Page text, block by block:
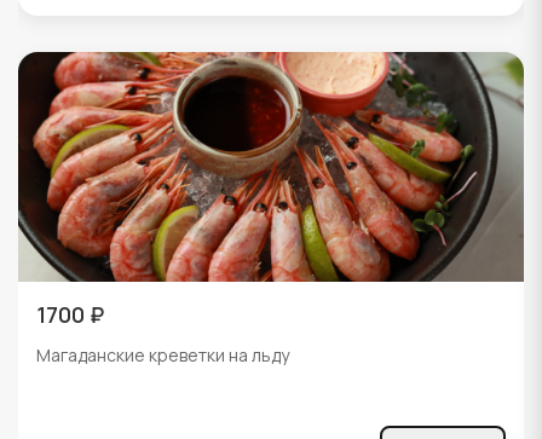
1700 ₽
Магаданские креветки на льду